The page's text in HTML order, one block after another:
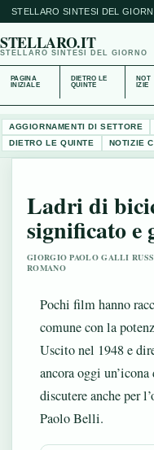
STELLARO SINTESI DEL
STELLARO.IT
STELLARO SINTESI DEL GIORNO
PAGINA
INIZIALE
DIETRO LE
QUINTE
NOT
IZIE
AGGIORNAMENTI DI SETTORE
DIETRO LE QUINTE
NOTIZIE
Ladri di
significato e
GIORGIO PAOLO GALLI
ROMANO
Pochi film hanno
comune con la
Uscito nel 1948 e
ancora oggi
discutere anche per
Paolo Belli.